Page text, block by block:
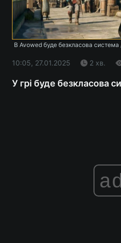
В Avowed буде безкласова
10:05, 27.01.2025 2 хв.
У грі буде безкласова